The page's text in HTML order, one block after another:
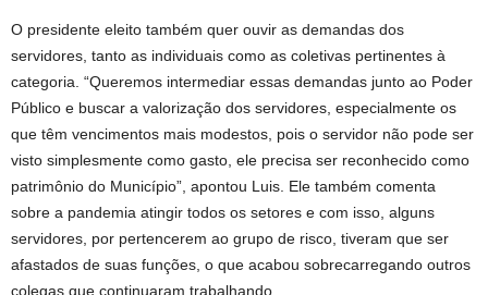
O presidente eleito também quer ouvir as demandas dos
servidores, tanto as individuais como as coletivas pertinentes à
categoria. “Queremos intermediar essas demandas junto ao Poder
Público e buscar a valorização dos servidores, especialmente os
que têm vencimentos mais modestos, pois o servidor não pode ser
visto simplesmente como gasto, ele precisa ser reconhecido como
patrimônio do Município”, apontou Luis. Ele também comenta
sobre a pandemia atingir todos os setores e com isso, alguns
servidores, por pertencerem ao grupo de risco, tiveram que ser
afastados de suas funções, o que acabou sobrecarregando outros
colegas que continuaram trabalhando.